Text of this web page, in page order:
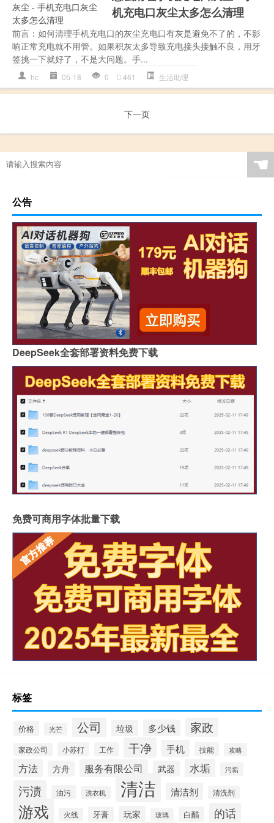
机充电口灰尘太多怎么清理
前言：如何清理手机充电口的灰尘充电口有灰是避免不了的，不影
响正常充电就不用管。如果积灰太多导致充电接头接触不良，用牙
签挑一下就好了，不是大问题。手...
hc 05-18 0 461 生活助理
下一页
☚
公告
DeepSeek全套部署资料免费下载
免费可商用字体批量下载
标签
价格 光芒 公司 垃圾 多少钱 家政
家政公司 小苏打 工作 干净 手机 技能 攻略
方法 方舟 服务有限公司 武器 水垢 污垢
污渍 油污 洗衣机 清洁 清洁剂 清洗剂
游戏 火线 牙膏 玩家 玻璃 白醋 的话